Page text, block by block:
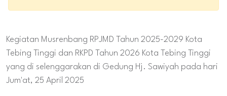
Kegiatan Musrenbang RPJMD Tahun 2025-2029 Kota
Tebing Tinggi dan RKPD Tahun 2026 Kota Tebing Tinggi
yang di selenggarakan di Gedung Hj. Sawiyah pada hari
Jum'at, 25 April 2025